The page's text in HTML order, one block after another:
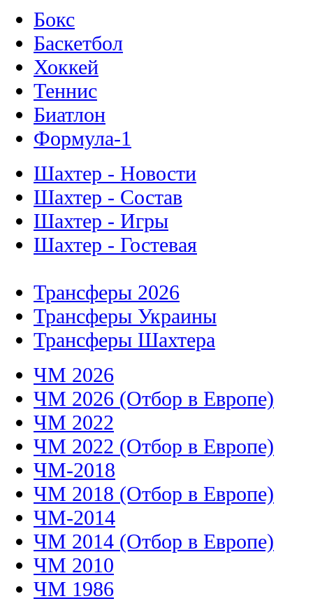
Бокс
Баскетбол
Хоккей
Теннис
Биатлон
Формула-1
Шахтер - Новости
Шахтер - Состав
Шахтер - Игры
Шахтер - Гостевая
Трансферы 2026
Трансферы Украины
Трансферы Шахтера
ЧМ 2026
ЧМ 2026 (Отбор в Европе)
ЧМ 2022
ЧМ 2022 (Отбор в Европе)
ЧМ-2018
ЧМ 2018 (Отбор в Европе)
ЧМ-2014
ЧМ 2014 (Отбор в Европе)
ЧМ 2010
ЧМ 1986